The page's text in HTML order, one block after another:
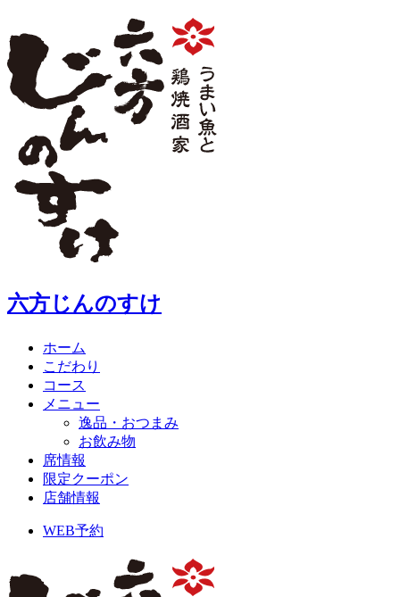
六方じんのすけ
ホーム
こだわり
コース
メニュー
逸品・おつまみ
お飲み物
席情報
限定クーポン
店舗情報
WEB予約